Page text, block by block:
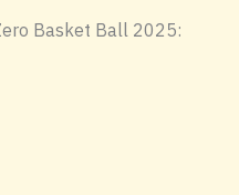
Basket Ball 2025: